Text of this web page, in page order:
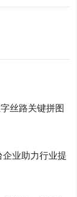
丝路关键拼图
业助力行业提